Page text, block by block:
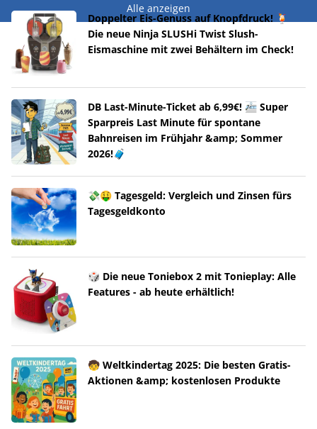
Alle anzeigen
Doppelter Eis-Genuss auf Knopfdruck! 🍹
Die neue Ninja SLUSHi Twist Slush-
Eismaschine mit zwei Behältern im Check!
DB Last-Minute-Ticket ab 6,99€! 🚈 Super
Sparpreis Last Minute für spontane
Bahnreisen im Frühjahr &amp; Sommer
2026!🧳
💸🤑 Tagesgeld: Vergleich und Zinsen fürs
Tagesgeldkonto
🎲 Die neue Toniebox 2 mit Tonieplay: Alle
Features - ab heute erhältlich!
🧒 Weltkindertag 2025: Die besten Gratis-
Aktionen &amp; kostenlosen Produkte